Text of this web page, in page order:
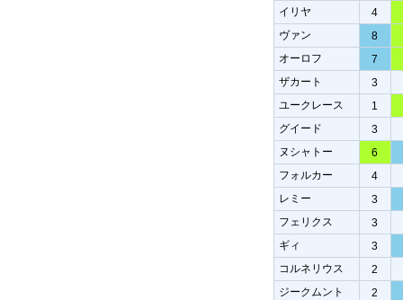
イリヤ
4
ヴァン
8
オーロフ
7
ザカート
3
ユークレース
1
グイード
3
ヌシャトー
6
フォルカー
4
レミー
3
フェリクス
3
ギィ
3
コルネリウス
2
ジークムント
2